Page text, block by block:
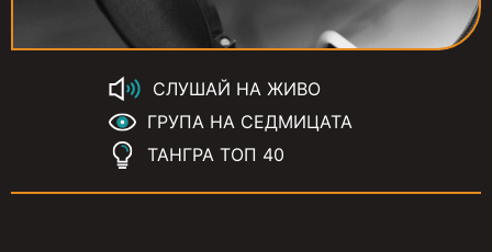
СЛУШАЙ НА ЖИВО
ГРУПА НА СЕДМИЦАТА
ТАНГРА ТОП 40